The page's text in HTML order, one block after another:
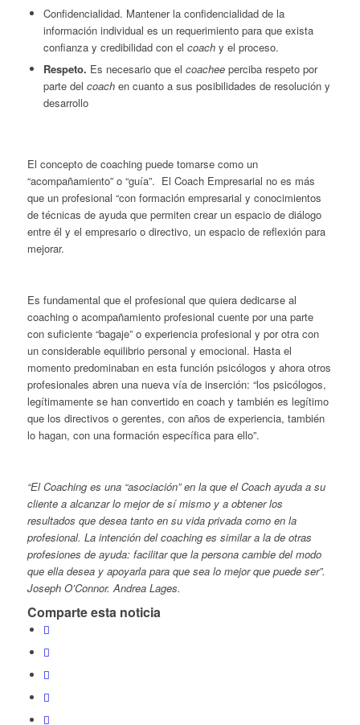
Confidencialidad. Mantener la confidencialidad de la
información individual es un requerimiento para que exista
confianza y credibilidad con el coachy el proceso.
Respeto. Es necesario que el coacheeperciba respeto por
parte del coachen cuanto a sus posibilidades de resolución y
desarrollo
El concepto de coaching puede tomarse como un
“acompañamiento” o “guía”. El Coach Empresarial no es más
que un profesional “con formación empresarial y conocimientos
de técnicas de ayuda que permiten crear un espacio de diálogo
entre él y el empresario o directivo, un espacio de reflexión para
mejorar.
Es fundamental que el profesional que quiera dedicarse al
coaching o acompañamiento profesional cuente por una parte
con suficiente “bagaje” o experiencia profesional y por otra con
un considerable equilibrio personal y emocional. Hasta el
momento predominaban en esta función psicólogos y ahora otros
profesionales abren una nueva vía de inserción: “los psicólogos,
legítimamente se han convertido en coach y también es legítimo
que los directivos o gerentes, con años de experiencia, también
lo hagan, con una formación específica para ello”.
“El Coaching es una “asociación” en la que el Coach ayuda a su
cliente a alcanzar lo mejor de sí mismo y a obtener los
resultados que desea tanto en su vida privada como en la
profesional. La intención del coaching es similar a la de otras
profesiones de ayuda: facilitar que la persona cambie del modo
que ella desea y apoyarla para que sea lo mejor que puede ser”.
Joseph O’Connor. Andrea Lages.
Comparte esta noticia